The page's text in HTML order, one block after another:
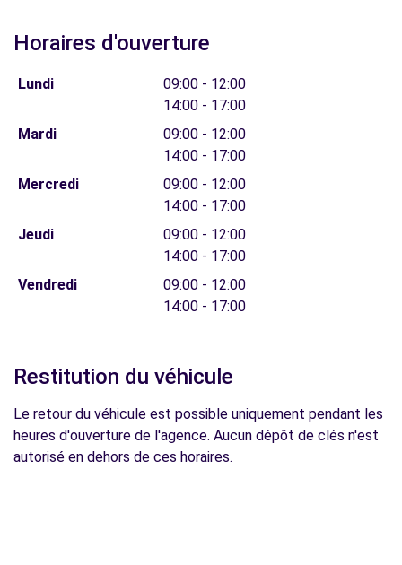
Horaires d'ouverture
Lundi
09:00 - 12:00
14:00 - 17:00
Mardi
09:00 - 12:00
14:00 - 17:00
Mercredi
09:00 - 12:00
14:00 - 17:00
Jeudi
09:00 - 12:00
14:00 - 17:00
Vendredi
09:00 - 12:00
14:00 - 17:00
Restitution du véhicule
Le retour du véhicule est possible uniquement pendant les
heures d'ouverture de l'agence. Aucun dépôt de clés n'est
autorisé en dehors de ces horaires.